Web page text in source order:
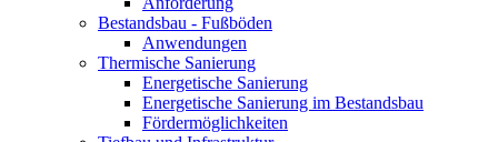
Bestandsbau - Fußböden
Anwendungen
Thermische Sanierung
Energetische Sanierung
Energetische Sanierung im Bestandsbau
Fördermöglichkeiten